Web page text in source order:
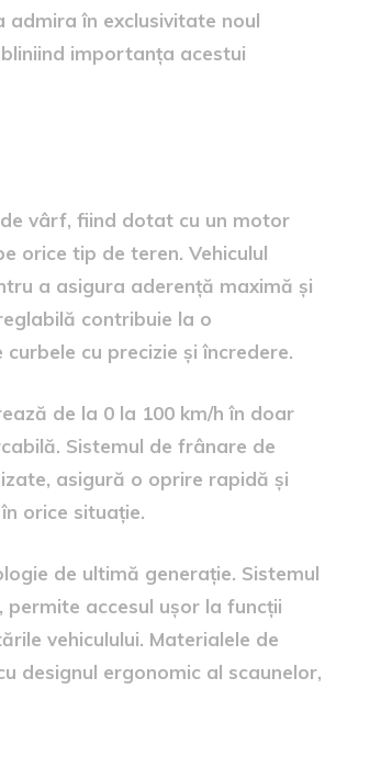
în exclusivitate noul
importanța acestui
vârf, fiind dotat cu un motor
orice tip de teren. Vehiculul
a asigura aderență maximă și
contribuie la o
cu precizie și încredere.
de la 0 la 100 km/h în doar
Sistemul de frânare de
asigură o oprire rapidă și
orice situație.
de ultimă generație. Sistemul
accesul ușor la funcții
vehiculului. Materialele de
designul ergonomic al scaunelor,